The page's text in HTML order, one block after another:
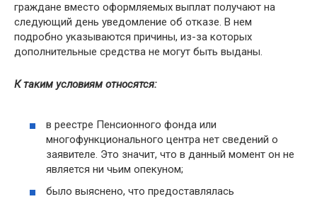
граждане вместо оформляемых выплат получают на
следующий день уведомление об отказе. В нем
подробно указываются причины, из-за которых
дополнительные средства не могут быть выданы.
К таким условиям относятся:
в реестре Пенсионного фонда или
многофункционального центра нет сведений о
заявителе. Это значит, что в данный момент он не
является ни чьим опекуном;
было выяснено, что предоставлялась